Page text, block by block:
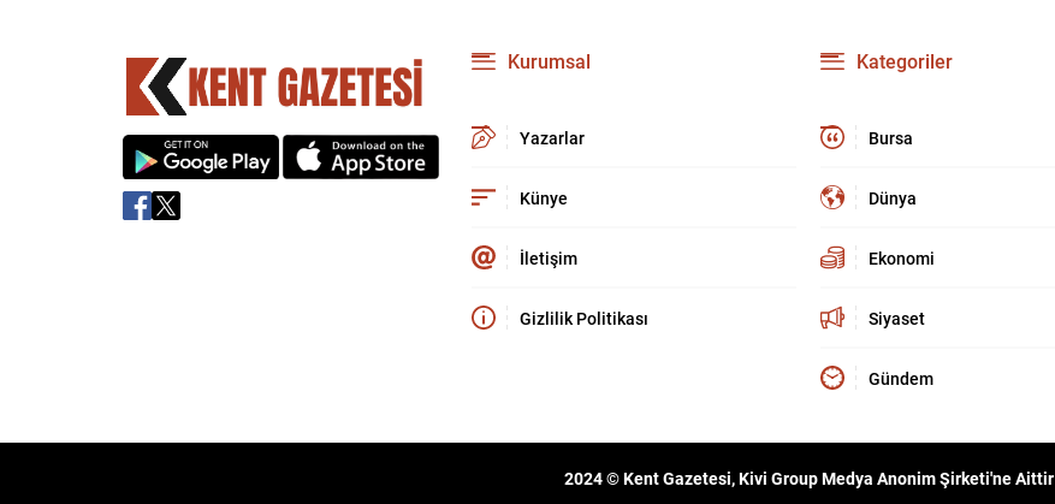
Kurumsal
Yazarlar
Künye
İletişim
Gizlilik Politikası
Kategoriler
Bursa
Dünya
Ekonomi
Siyaset
Gündem
2024 © Kent Gazetesi, Kivi Group Medya Anonim Şirketi'ne Aittir